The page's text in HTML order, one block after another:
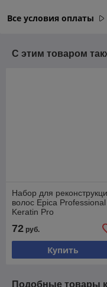
Все условия оплаты
С этим товаром
Набор для
волос Epica Professional
Keratin Pro
72 руб.
Купить
Подобные товары